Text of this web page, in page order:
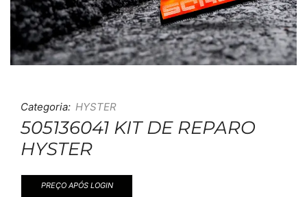
Categoria: HYSTER
505136041 KIT DE REPARO
HYSTER
PREÇO APÓS LOGIN